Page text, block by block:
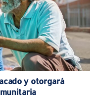
y otorgará